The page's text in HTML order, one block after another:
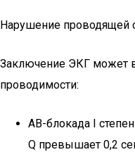
Нарушение проводящей
Заключение ЭКГ может
проводимости:
АВ-блокада I
Q превышает 0,2